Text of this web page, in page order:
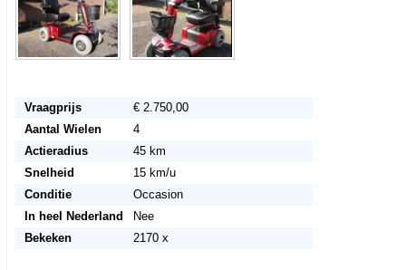
Vraagprijs
€ 2.750,00
Aantal Wielen
4
Actieradius
45 km
Snelheid
15 km/u
Conditie
Occasion
In heel Nederland
Nee
Bekeken
2170 x